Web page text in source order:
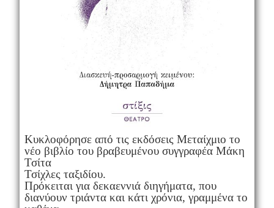
Κυκλοφόρησε από τις εκδόσεις Μεταίχμιο το
νέο βιβλίο του βραβευμένου συγγραφέα Μάκη
Τσίτα
Τσίχλες ταξιδίου.
Πρόκειται για δεκαεννιά διηγήματα, που
διανύουν τριάντα και κάτι χρόνια, γραμμένα το